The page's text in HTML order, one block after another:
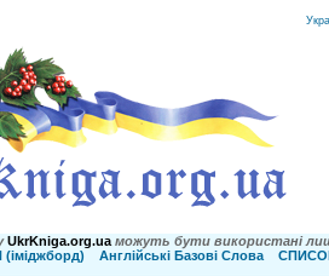
UkrKniga.org.ua можуть бути використані
(іміджборд) Англійські Базові Слова